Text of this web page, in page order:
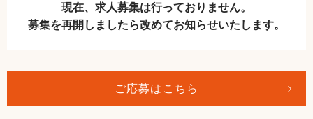
現在、求人募集は行っておりません。
募集を再開しましたら改めてお知らせいたします。
ご応募はこちら